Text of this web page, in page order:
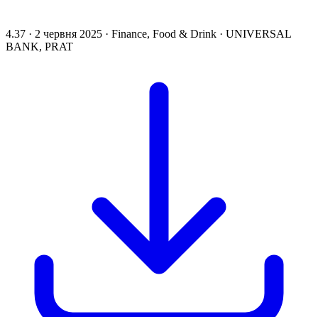
4.37 · 2 червня 2025 · Finance, Food & Drink · UNIVERSAL
BANK, PRAT